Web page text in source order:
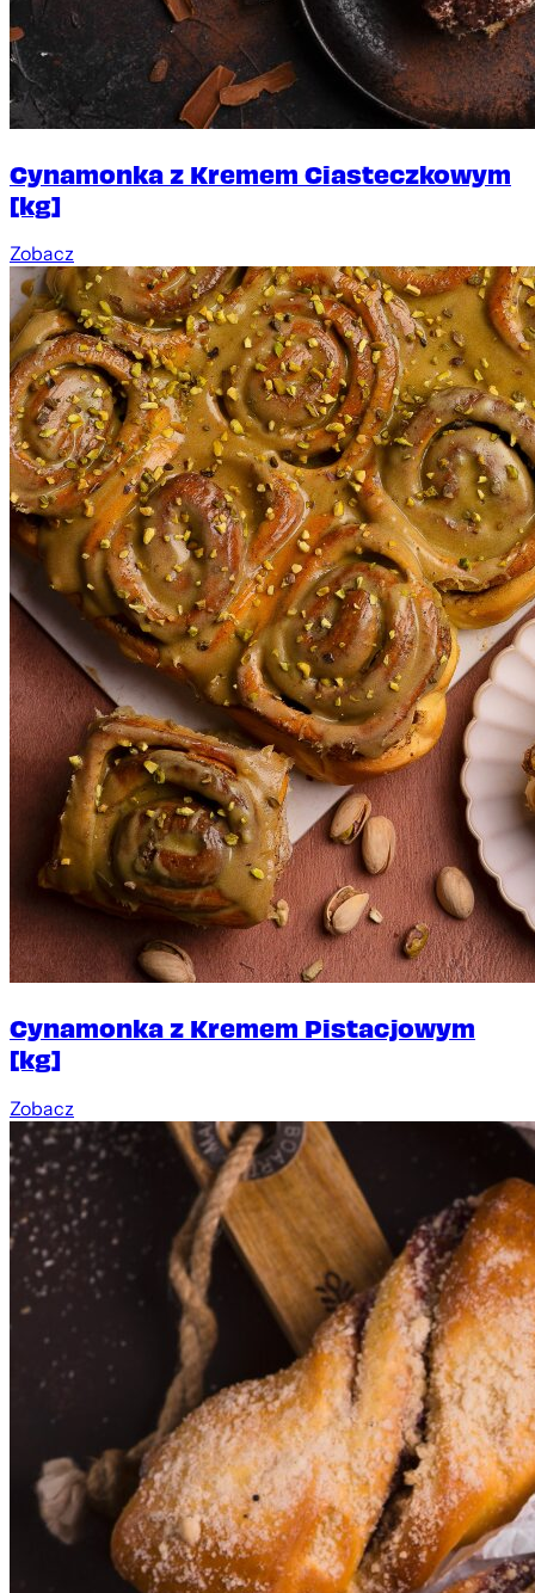
Cynamonka z Kremem Ciasteczkowym
[kg]
Zobacz
Cynamonka z Kremem Pistacjowym
[kg]
Zobacz